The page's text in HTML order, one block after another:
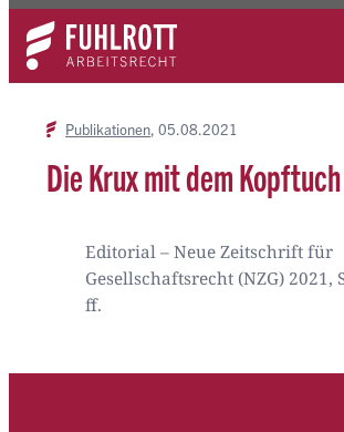
Zum
Inhalt
springen
Kontakt
Publikationen 05.08.2021
Die Krux mit dem Kopftuch
Editorial – Neue Zeitschrift für
Gesellschaftsrecht (NZG) 2021,
ff.